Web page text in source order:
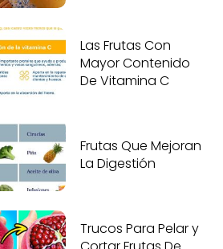
Las Frutas Con
Mayor Contenido
De Vitamina C
Frutas Que Mejoran
La Digestión
Trucos Para Pelar y